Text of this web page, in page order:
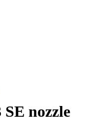
nozzle